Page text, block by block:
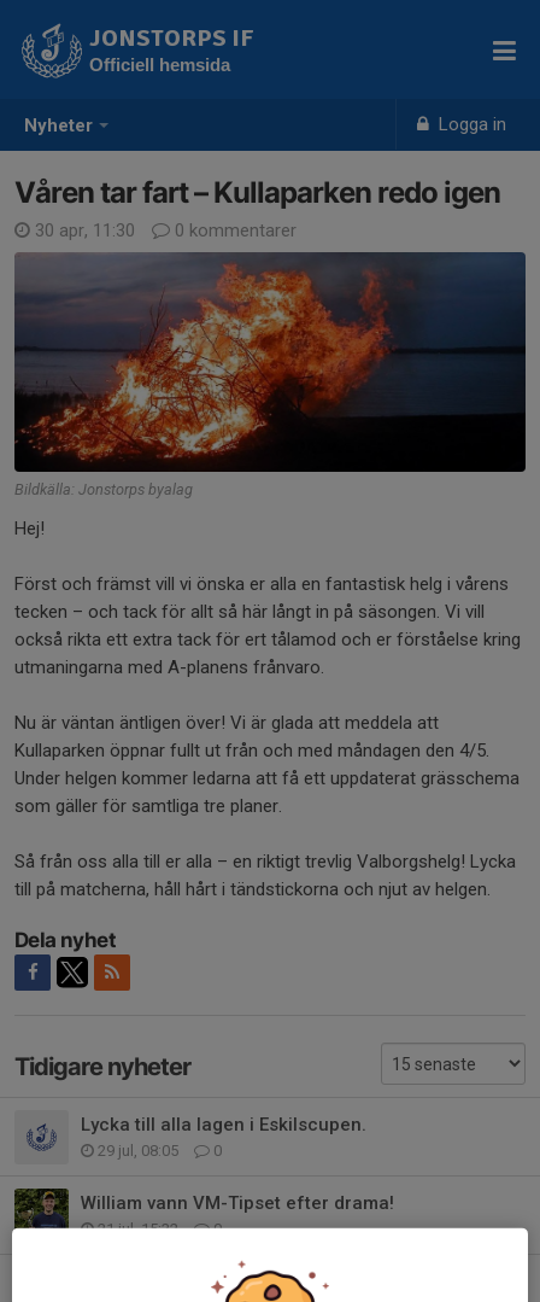
Nyheter Logga in
JONSTORPS IF
Officiell hemsida
Våren tar fart – Kullaparken redo igen
30 apr, 11:30 0 kommentarer
Bildkälla: Jonstorps byalag
Hej!
Först och främst vill vi önska er alla en fantastisk helg i vårens
tecken – och tack för allt så här långt in på säsongen. Vi vill
också rikta ett extra tack för ert tålamod och er förståelse kring
utmaningarna med A-planens frånvaro.
Nu är väntan äntligen över! Vi är glada att meddela att
Kullaparken öppnar fullt ut från och med måndagen den 4/5.
Under helgen kommer ledarna att få ett uppdaterat grässchema
som gäller för samtliga tre planer.
Så från oss alla till er alla – en riktigt trevlig Valborgshelg! Lycka
till på matcherna, håll hårt i tändstickorna och njut av helgen.
Dela nyhet
Tidigare nyheter
Lycka till alla lagen i Eskilscupen.
29 jul, 08:05 0
William vann VM-Tipset efter drama!
21 jul, 15:32 0